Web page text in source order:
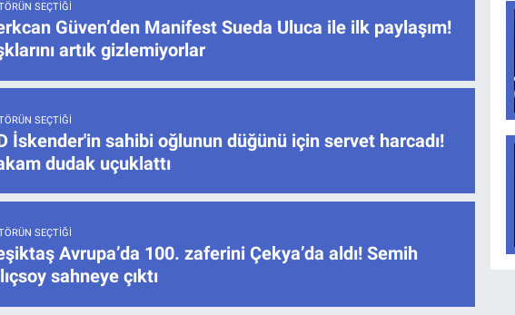
SEÇTIĞI
Güven’den Manifest Sueda Uluca ile ilk paylaşım!
artık gizlemiyorlar
SEÇTIĞI
İskender'in sahibi oğlunun düğünü için servet harcadı!
dudak uçuklattı
SEÇTIĞI
Avrupa’da 100. zaferini Çekya’da aldı! Semih
sahneye çıktı